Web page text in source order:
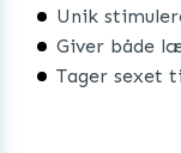
Unik
Giver både længde
Tager sexet